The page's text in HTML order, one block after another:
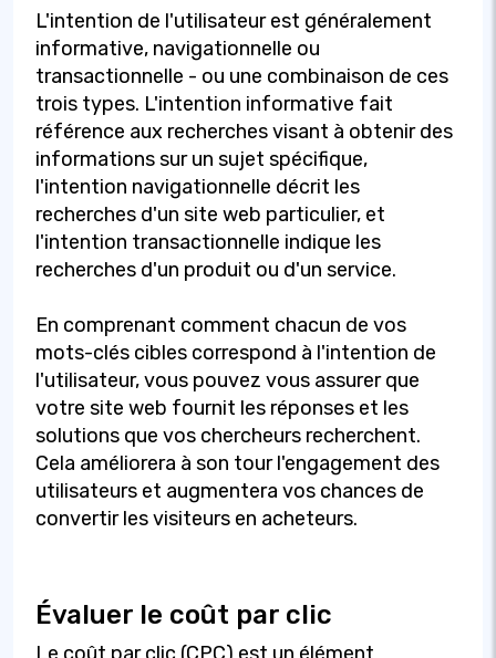
L'intention de l'utilisateur est généralement
informative, navigationnelle ou
transactionnelle - ou une combinaison de ces
trois types. L'intention informative fait
référence aux recherches visant à obtenir des
informations sur un sujet spécifique,
l'intention navigationnelle décrit les
recherches d'un site web particulier, et
l'intention transactionnelle indique les
recherches d'un produit ou d'un service.
En comprenant comment chacun de vos
mots-clés cibles correspond à l'intention de
l'utilisateur, vous pouvez vous assurer que
votre site web fournit les réponses et les
solutions que vos chercheurs recherchent.
Cela améliorera à son tour l'engagement des
utilisateurs et augmentera vos chances de
convertir les visiteurs en acheteurs.
Évaluer le coût par clic